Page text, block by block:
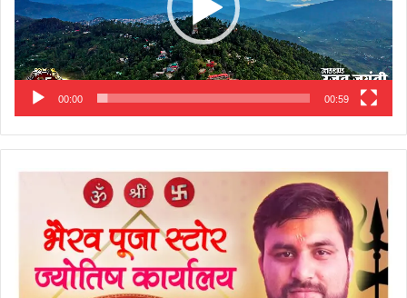
00:00 00:59